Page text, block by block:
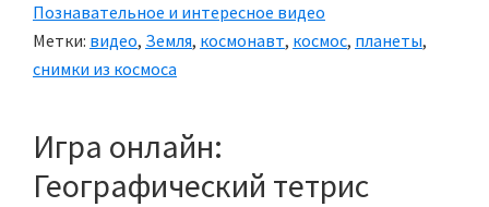
Познавательное и интересное видео
Метки: видео, Земля, космонавт, космос, планеты,
снимки из космоса
Игра онлайн:
Географический тетрис